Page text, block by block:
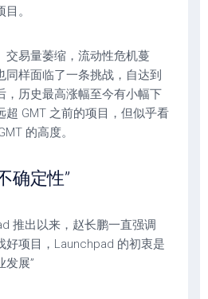
。
交易量萎缩，流动性危机蔓
样面临了一条挑战，自达到
，历史最高涨幅至今有小幅下
超 GMT 之前的项目，但似乎看
的高度。
确定性”
推出以来，赵长鹏一直强调
好项目，Launchpad 的初衷是
发展”